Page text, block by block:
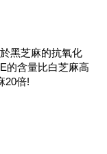
黑芝麻的抗氧化
的含量比白芝麻高
20倍!